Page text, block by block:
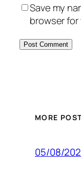
Save my
browser
MORE
05/08/